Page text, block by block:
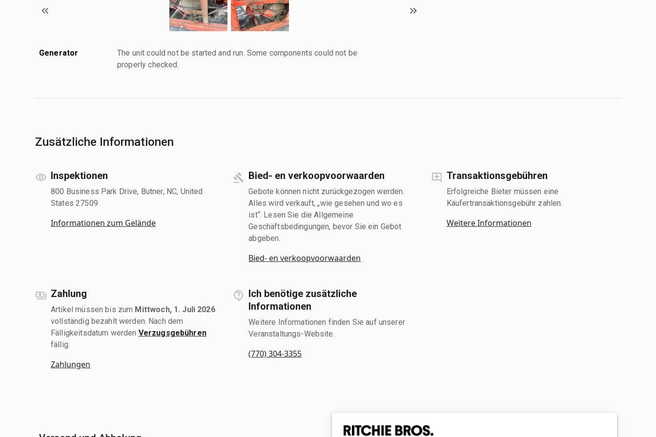
Generator
The unit could not be started and run. Some components could not be
properly checked.
Zusätzliche Informationen
Inspektionen
800 Business Park Drive, Butner, NC, United
States 27509
Informationen zum Gelände
Bied- en verkoopvoorwaarden
Gebote können nicht zurückgezogen werden.
Alles wird verkauft, „wie gesehen und wo es
ist“. Lesen Sie die Allgemeine
Geschäftsbedingungen, bevor Sie ein Gebot
abgeben.
Bied- en verkoopvoorwaarden
Transaktionsgebühren
Erfolgreiche Bieter müssen eine
Käufertransaktionsgebühr zahlen.
Weitere Informationen
Zahlung
Artikel müssen bis zum Mittwoch, 1. Juli 2026
vollständig bezahlt werden. Nach dem
Fälligkeitsdatum werden Verzugsgebühren
fällig.
Zahlungen
Ich benötige zusätzliche
Informationen
Weitere Informationen finden Sie auf unserer
Veranstaltungs-Website.
(770) 304-3355